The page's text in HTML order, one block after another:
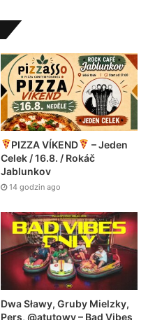
PIZZA VÍKEND
– Jeden
Celek / 16.8. / Rokáč
Jablunkov
14 godzin ago
Dwa Sławy, Gruby Mielzky,
Pers, @atutowy – Bad Vibes